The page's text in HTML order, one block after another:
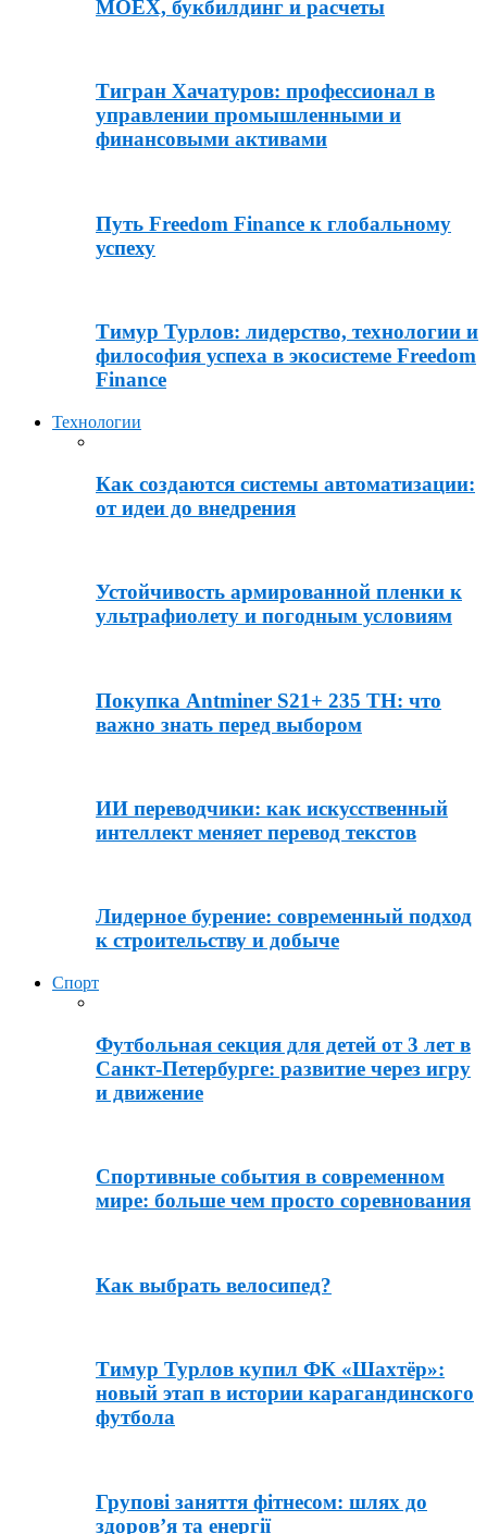
MOEX, букбилдинг и расчеты
Тигран Хачатуров: профессионал в
управлении промышленными и
финансовыми активами
Путь Freedom Finance к глобальному
успеху
Тимур Турлов: лидерство, технологии и
философия успеха в экосистеме Freedom
Finance
Технологии
Как создаются системы автоматизации:
от идеи до внедрения
Устойчивость армированной пленки к
ультрафиолету и погодным условиям
Покупка Antminer S21+ 235 TH: что
важно знать перед выбором
ИИ переводчики: как искусственный
интеллект меняет перевод текстов
Лидерное бурение: современный подход
к строительству и добыче
Спорт
Футбольная секция для детей от 3 лет в
Санкт-Петербурге: развитие через игру
и движение
Спортивные события в современном
мире: больше чем просто соревнования
Как выбрать велосипед?
Тимур Турлов купил ФК «Шахтёр»:
новый этап в истории карагандинского
футбола
Групові заняття фітнесом: шлях до
здоров’я та енергії